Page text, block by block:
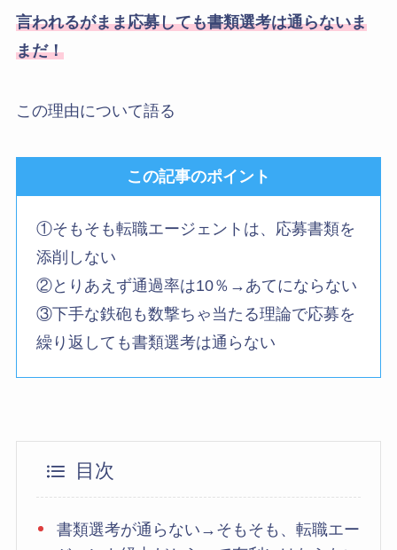
言われるがまま応募しても書類選考は通らないま
まだ！
この理由について語る
この記事のポイント
①そもそも転職エージェントは、応募書類を
添削しない
②とりあえず通過率は10％→あてにならない
③下手な鉄砲も数撃ちゃ当たる理論で応募を
繰り返しても書類選考は通らない
目次
書類選考が通らない→そもそも、転職エー